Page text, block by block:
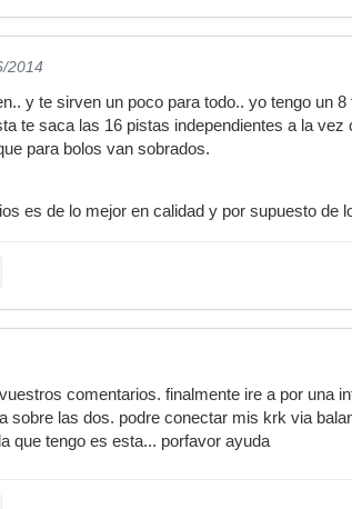
2014
y te sirven un poco para todo.. yo tengo un
te saca las 16 pistas independientes a la
para bolos van sobrados.
es de lo mejor en calidad y por supuesto de
comentarios. finalmente ire a por una
sobre las dos. podre conectar mis krk via
que tengo es esta... porfavor ayuda